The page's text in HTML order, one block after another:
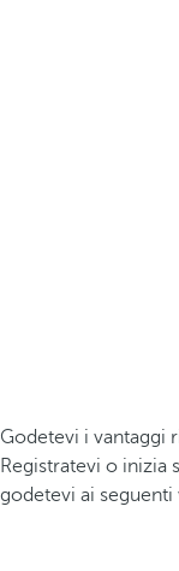
Godetevi i vantaggi
Registratevi o inizia
godetevi ai seguenti